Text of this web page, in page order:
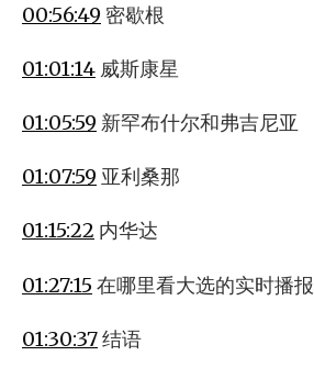
00:56:49 密歇根
01:01:14 威斯康星
01:05:59 新罕布什尔和弗吉尼亚
01:07:59 亚利桑那
01:15:22 内华达
01:27:15 在哪里看大选的实时播报
01:30:37结语